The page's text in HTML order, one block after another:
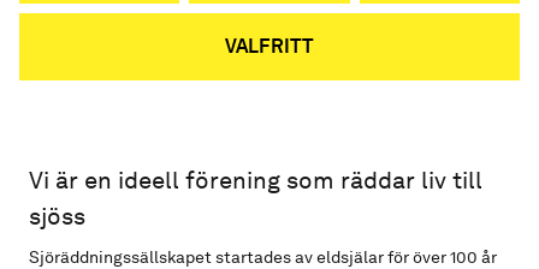
VALFRITT
Vi är en ideell förening som räddar liv till
sjöss
Sjöräddningssällskapet startades av eldsjälar för över 100 år